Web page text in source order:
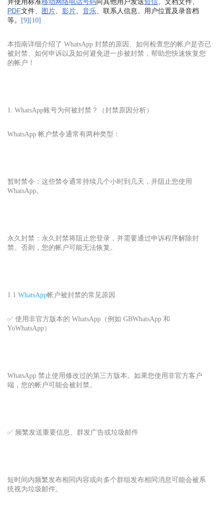
PDF文件、 图片 影片 音乐 、联系人信息、用户位置及录音档
等。
[9] [10]
本指南详细介绍了 WhatsApp 封禁的原因、如何检查您的帐户是否已
被封禁、如何申诉以及如何避免进一步被封禁，帮助您快速恢复您
的帐户！
1. WhatsApp账号为何被封禁？（封禁原因分析）
WhatsApp 帐户禁令通常有两种类型：
暂时禁令：这些禁令通常持续几个小时到几天，并阻止您使用
WhatsApp。
永久封禁：永久封禁将阻止您登录，并需要通过申诉程序解除封
禁。否则，您的帐户可能无法恢复。
1.1 WhatsApp帐户被封禁的常见原因
✅ 使用非官方版本的 WhatsApp（例如 GBWhatsApp 和
YoWhatsApp）
WhatsApp 禁止使用修改过的第三方版本。如果您使用非官方客户
端，您的帐户可能会被封禁。
✅ 频繁发送重要信息、群发广告或垃圾邮件
短时间内频繁发布相同内容或向多个群组发布相同消息可能会被系
统视为垃圾邮件。